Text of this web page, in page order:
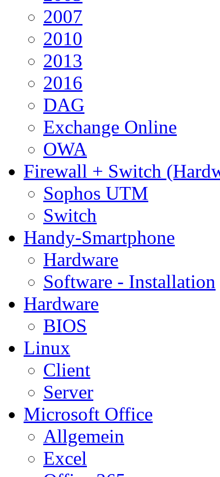
2007
2010
2013
2016
DAG
Exchange Online
OWA
Firewall + Switch
Sophos UTM
Switch
Handy-Smartphone
Hardware
Software - Installation
Hardware
BIOS
Linux
Client
Server
Microsoft Office
Allgemein
Excel